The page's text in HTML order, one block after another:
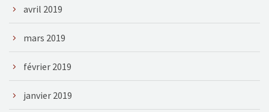
avril 2019
mars 2019
février 2019
janvier 2019